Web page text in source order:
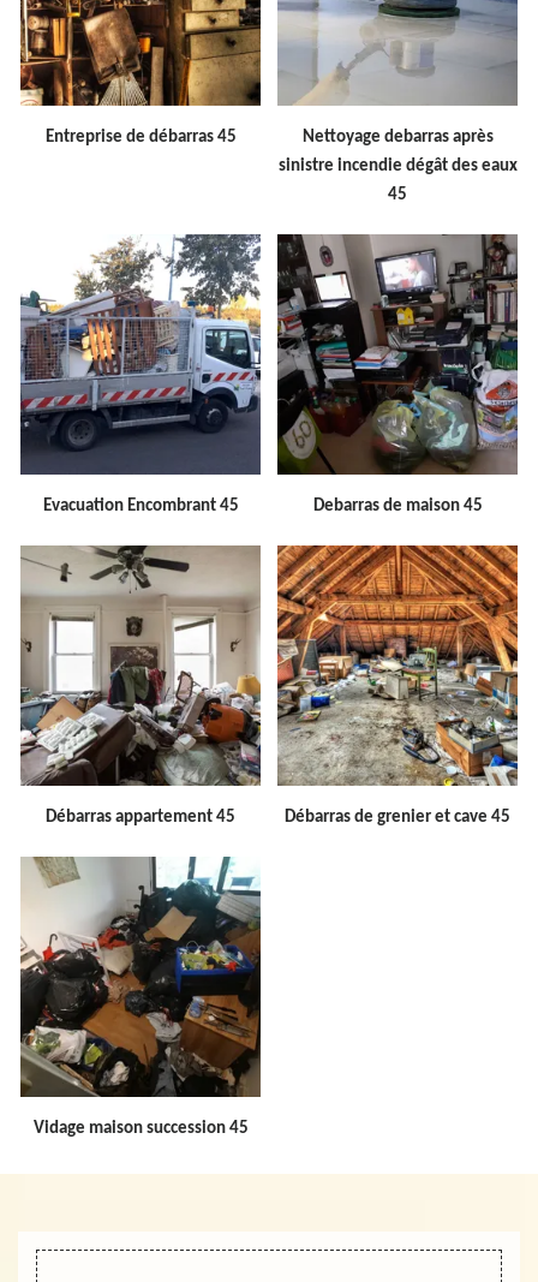
Entreprise de débarras 45
Nettoyage debarras après
sinistre incendie dégât des eaux
45
Evacuation Encombrant 45 Debarras de maison 45
Débarras appartement 45 Débarras de grenier et cave 45
Vidage maison succession 45